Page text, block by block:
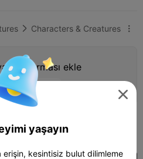
 Characters & Creatures 
ekle
puan kazan


yaşayın
erişin, kesintisiz bulut dilimleme